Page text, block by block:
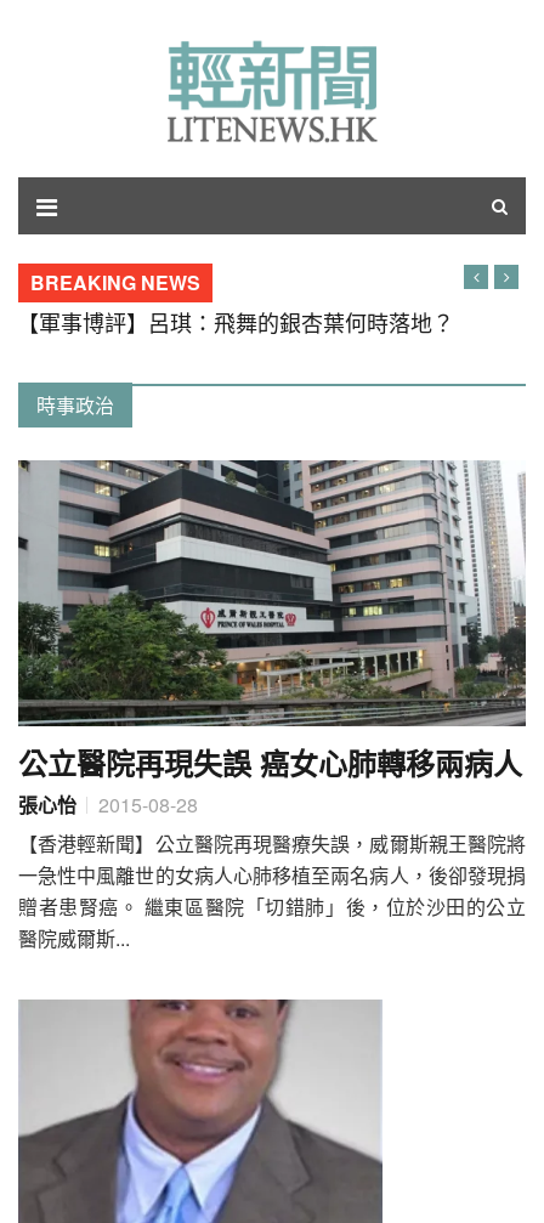
BREAKING NEWS
【軍事博評】呂琪：飛舞的銀杏葉何時落地？
時事政治
公立醫院再現失誤 癌女心肺轉移兩病人
張心怡
2015-08-28
【香港輕新聞】公立醫院再現醫療失誤，威爾斯親王醫院將
一急性中風離世的女病人心肺移植至兩名病人，後卻發現捐
贈者患腎癌。 繼東區醫院「切錯肺」後，位於沙田的公立
醫院威爾斯...